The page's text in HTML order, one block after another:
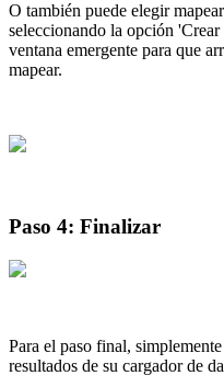
O también puede elegir
seleccionando la opción
ventana emergente para que
mapear.
Paso 4: Finalizar
Para el paso final,
resultados de su cargador de